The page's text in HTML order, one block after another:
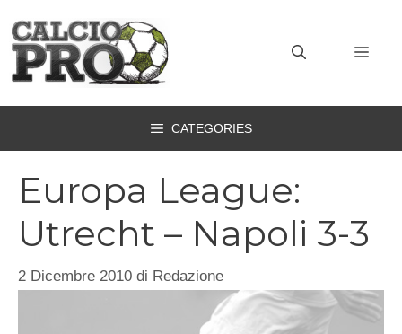
contenuto
CATEGORIES
Europa League:
Utrecht – Napoli 3-3
2 Dicembre 2010 di Redazione